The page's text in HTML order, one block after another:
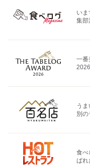
い
集部
一番
う
別の
食べ
ばれ